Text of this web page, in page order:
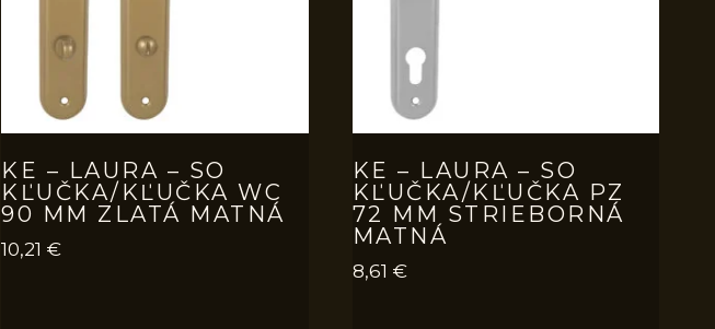
KE – LAURA – SO
KĽUČKA/KĽUČKA WC
90 MM ZLATÁ MATNÁ
10,21 €
KE – LAURA – SO
KĽUČKA/KĽUČKA PZ
72 MM STRIEBORNÁ
MATNÁ
8,61 €